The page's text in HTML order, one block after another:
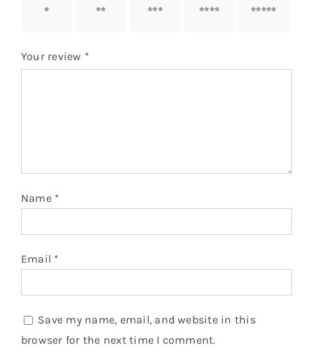
1 of 5
2 of 5
3 of 5
4 of 5
5 of 5
Your review *
Name *
Email *
Save my name, email, and website in this
browser for the next time I comment.